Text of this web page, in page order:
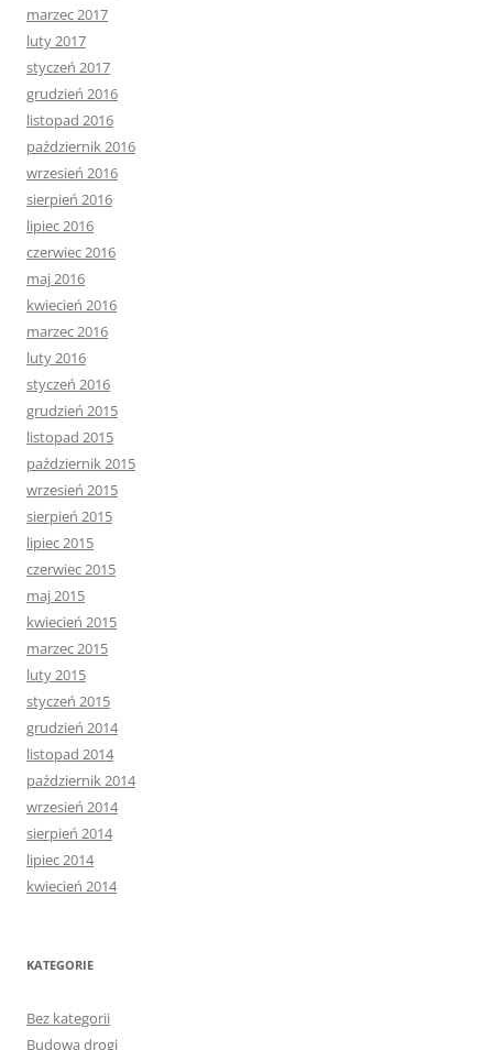
marzec 2017
luty 2017
styczeń 2017
grudzień 2016
listopad 2016
październik 2016
wrzesień 2016
sierpień 2016
lipiec 2016
czerwiec 2016
maj 2016
kwiecień 2016
marzec 2016
luty 2016
styczeń 2016
grudzień 2015
listopad 2015
październik 2015
wrzesień 2015
sierpień 2015
lipiec 2015
czerwiec 2015
maj 2015
kwiecień 2015
marzec 2015
luty 2015
styczeń 2015
grudzień 2014
listopad 2014
październik 2014
wrzesień 2014
sierpień 2014
lipiec 2014
kwiecień 2014
KATEGORIE
Bez kategorii
Budowa drogi